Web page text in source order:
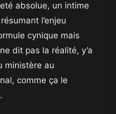
absolue, un intime
l’enjeu
cynique mais
dit pas la réalité, y’a
ministère au
comme ça le